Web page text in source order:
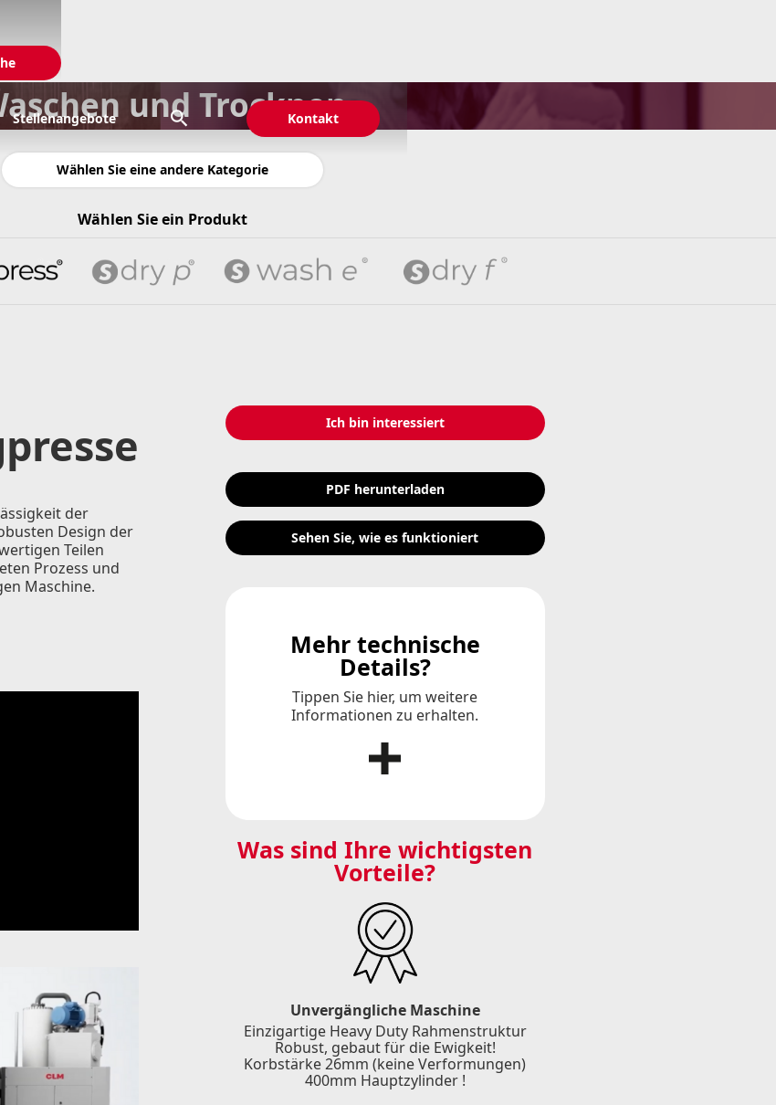
Stellenangebote  Kontakt
und Trocknen
Wählen Sie eine andere Kategorie
Wählen Sie ein Produkt
der
Design der
Teilen
Prozess und
Maschine.
Ich bin interessiert
PDF herunterladen
Sehen Sie, wie es funktioniert
Mehr technische
Details?
Tippen Sie hier, um weitere
Informationen zu erhalten.
Was sind Ihre wichtigsten
Vorteile?
Unvergängliche Maschine
Einzigartige Heavy Duty Rahmenstruktur
Robust, gebaut für die Ewigkeit!
Korbstärke 26mm (keine Verformungen)
400mm Hauptzylinder !